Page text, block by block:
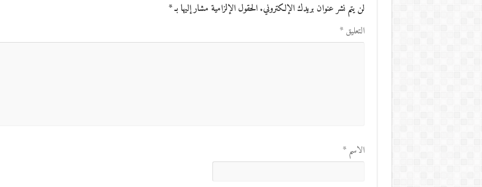
لن يتم نشر عنوان بريدك الإلكتروني. الحقول الإلزامية مشار إليها بـ*
التعليق*
الاسم*